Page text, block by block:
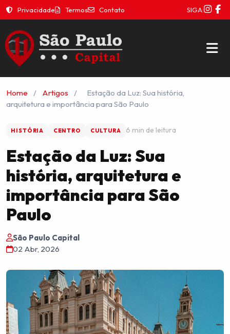
Privacidade Termos Contato SIGA:
Home / Artigos /
Estação da Luz: Sua história,
arquitetura e importância para São Paulo
HISTÓRIA CENTRO CULTURA 6 min de leitura
Estação da Luz: Sua
história, arquitetura e
importância para São
Paulo
São Paulo Capital
02 Abr, 2026